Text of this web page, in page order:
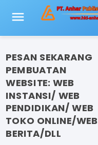
PESAN SEKARANG
PEMBUATAN
WEBSITE: WEB
INSTANSI/ WEB
PENDIDIKAN/ WEB
TOKO ONLINE/WEB
BERITA/DLL